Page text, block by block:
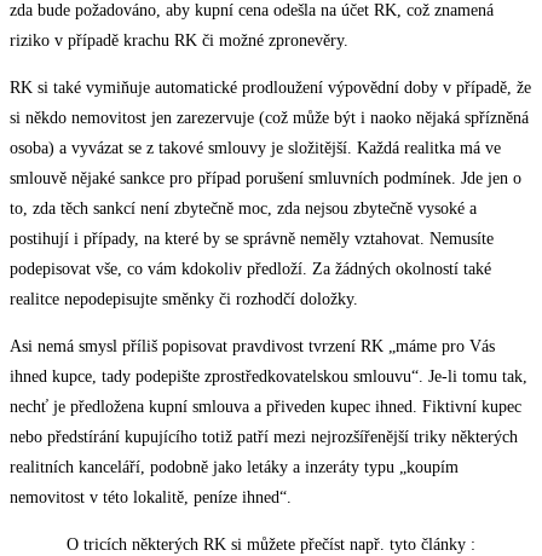
zda bude požadováno, aby kupní cena odešla na účet RK, což znamená
riziko v případě krachu RK či možné zpronevěry.
RK si také vymiňuje automatické prodloužení výpovědní doby v případě, že
si někdo nemovitost jen zarezervuje (což může být i naoko nějaká spřízněná
osoba) a vyvázat se z takové smlouvy je složitější. Každá realitka má ve
smlouvě nějaké sankce pro případ porušení smluvních podmínek. Jde jen o
to, zda těch sankcí není zbytečně moc, zda nejsou zbytečně vysoké a
postihují i případy, na které by se správně neměly vztahovat. Nemusíte
podepisovat vše, co vám kdokoliv předloží. Za žádných okolností také
realitce nepodepisujte směnky či rozhodčí doložky.
Asi nemá smysl příliš popisovat pravdivost tvrzení RK „máme pro Vás
ihned kupce, tady podepište zprostředkovatelskou smlouvu“. Je-li tomu tak,
nechť je předložena kupní smlouva a přiveden kupec ihned. Fiktivní kupec
nebo předstírání kupujícího totiž patří mezi nejrozšířenější triky některých
realitních kanceláří, podobně jako letáky a inzeráty typu „koupím
nemovitost v této lokalitě, peníze ihned“.
O tricích některých RK si můžete přečíst např. tyto články :